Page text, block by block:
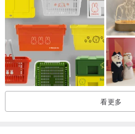
白水晶又稱水晶之王，它純凈透明，是大
擁有所有能量的綜合體，白色水晶代表著
助凈化混亂的磁場提升聚集正面的磁場，
白水晶：增加運勢，緩和人際關係，消除
隆。
天然白水晶柱-
看更多